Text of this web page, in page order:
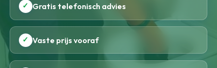
✓ Gratis telefonisch advies
✓ Vaste prijs vooraf